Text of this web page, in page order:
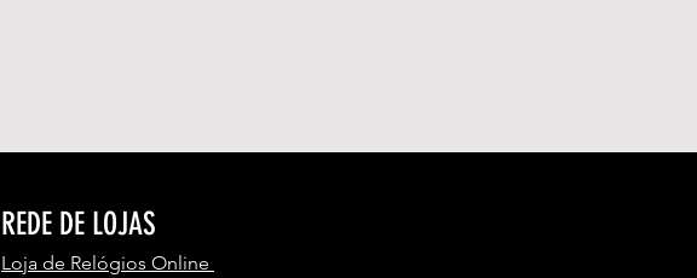
REDE DE LOJAS
Loja de Relógios Online